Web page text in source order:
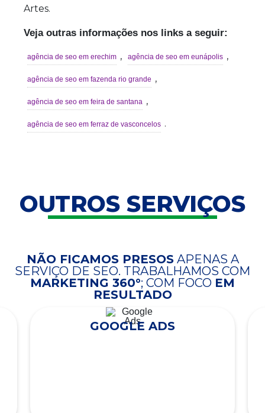
Artes.
Veja outras informações nos links a seguir:
agência de seo em erechim , agência de seo em eunápolis ,
agência de seo em fazenda rio grande ,
agência de seo em feira de santana ,
agência de seo em ferraz de vasconcelos .
OUTROS SERVIÇOS
NÃO FICAMOS PRESOSAPENAS A
SERVIÇO DE SEO. TRABALHAMOS COM
MARKETING 360°; COM FOCO EM
RESULTADO
GOOGLE ADS